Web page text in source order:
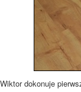
Wiktor dokonuje